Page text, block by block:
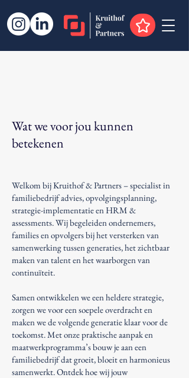
Wat we voor jou kunnen
betekenen
Welkom bij Kruithof & Partners – specialist in
familiebedrijf advies, opvolgingsplanning,
strategie-implementatie en HRM &
assessments. Wij begeleiden ondernemers,
families en opvolgers bij het versterken van
samenwerking tussen generaties, het zichtbaar
maken van talent en het waarborgen van
continuïteit.
Samen ontwikkelen we een heldere strategie,
zorgen we voor een soepele overdracht en
maken we de volgende generatie klaar voor de
toekomst. Met onze praktische aanpak en
maatwerkprogramma’s bouw je aan een
familiebedrijf dat groeit, bloeit en harmonieus
samenwerkt. Ontdek hoe wij jouw